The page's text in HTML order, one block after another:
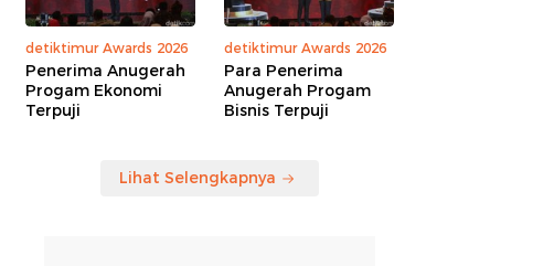
detiktimur Awards 2026
Penerima Anugerah
Progam Ekonomi
Terpuji
detiktimur Awards 2026
Para Penerima
Anugerah Progam
Bisnis Terpuji
Lihat Selengkapnya